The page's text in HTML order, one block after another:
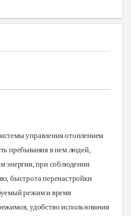
управления отоплением
пребывания в нем людей,
энергии, при соблюдении
быстрота перенастройки
режим и время
удобство использования